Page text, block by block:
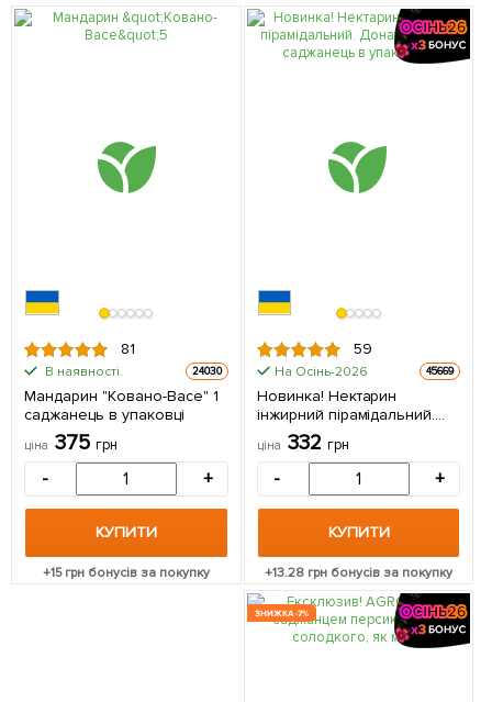
81
В наявності. 24030
Мандарин "Ковано-Васе" 1
саджанець в упаковці
ціна 375 грн
- +
КУПИТИ
+15грн бонусів за покупку
59
На Осінь-2026 45669
Новинка! Нектарин
інжирний пірамідальний.
Донат (Donat) 1 саджанець
в упаковці
ціна 332 грн
- +
КУПИТИ
+13.28 грн бонусів за покупку
ЗНИЖКА -7%